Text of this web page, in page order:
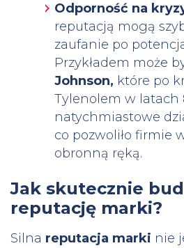
Odporność na
reputacją mogą
zaufanie po
Przykładem może
Johnson, które po
Tylenolem w latach
natychmiastowe
co pozwoliło firmie
obronną ręką.
Jak skutecznie
reputację marki?
Silna reputacja marki nie